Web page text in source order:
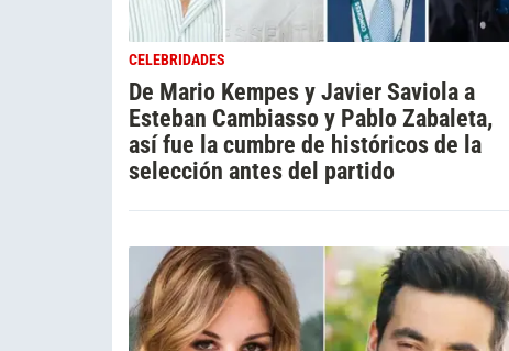
CELEBRIDADES
De Mario Kempes y Javier Saviola a
Esteban Cambiasso y Pablo Zabaleta,
así fue la cumbre de históricos de la
selección antes del partido